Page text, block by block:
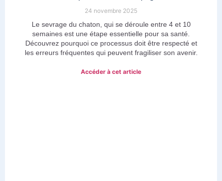
24 novembre 2025
Le sevrage du chaton, qui se déroule entre 4 et 10
semaines est une étape essentielle pour sa santé.
Découvrez pourquoi ce processus doit être respecté et
les erreurs fréquentes qui peuvent fragiliser son avenir.
Accéder à cet article